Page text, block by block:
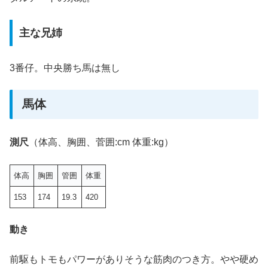
主な兄姉
3番仔。中央勝ち馬は無し
馬体
測尺 （体高、胸囲、菅囲:cm 体重:kg）
体高 胸囲 管囲 体重
153 174 19.3 420
動き
前駆もトモもパワーがありそうな筋肉のつき方。やや硬め